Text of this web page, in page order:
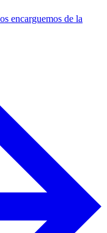
encarguemos de la